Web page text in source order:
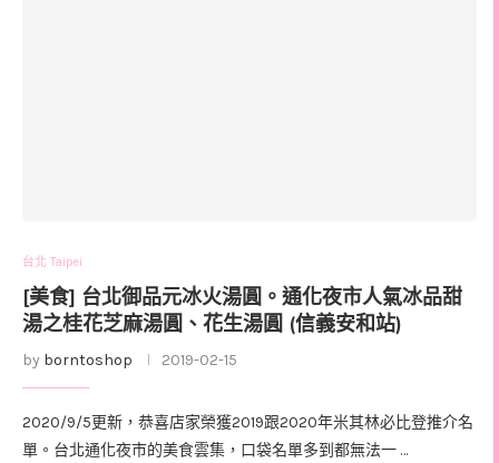
台北 Taipei
[美食] 台北御品元冰火湯圓。通化夜市人氣冰品甜
湯之桂花芝麻湯圓、花生湯圓 (信義安和站)
by borntoshop 2019-02-15
2020/9/5更新，恭喜店家榮獲2019跟2020年米其林必比登推介名
單。台北通化夜市的美食雲集，口袋名單多到都無法一 …